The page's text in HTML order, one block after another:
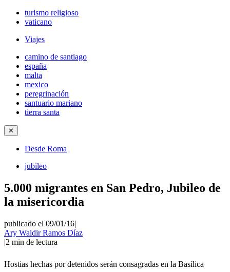
turismo religioso
vaticano
Viajes
camino de santiago
españa
malta
mexico
peregrinación
santuario mariano
tierra santa
✕
Desde Roma
jubileo
5.000 migrantes en San Pedro, Jubileo de
la misericordia
publicado el 09/01/16|
Ary Waldir Ramos Díaz
|2 min de lectura
Hostias hechas por detenidos serán consagradas en la Basílica